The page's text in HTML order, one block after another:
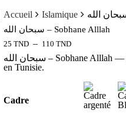
Accueil Islamique
سبحان الله – Sobhane Alllah
25TND – 110TND
سبحان الله – Sobhane Alllah — tableau calligraphie islamique. Dès 25 TND, livré partout
en Tunisie.
Cadre